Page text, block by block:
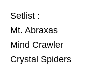
Setlist :
Mt. Abraxas
Mind Crawler
Crystal Spiders